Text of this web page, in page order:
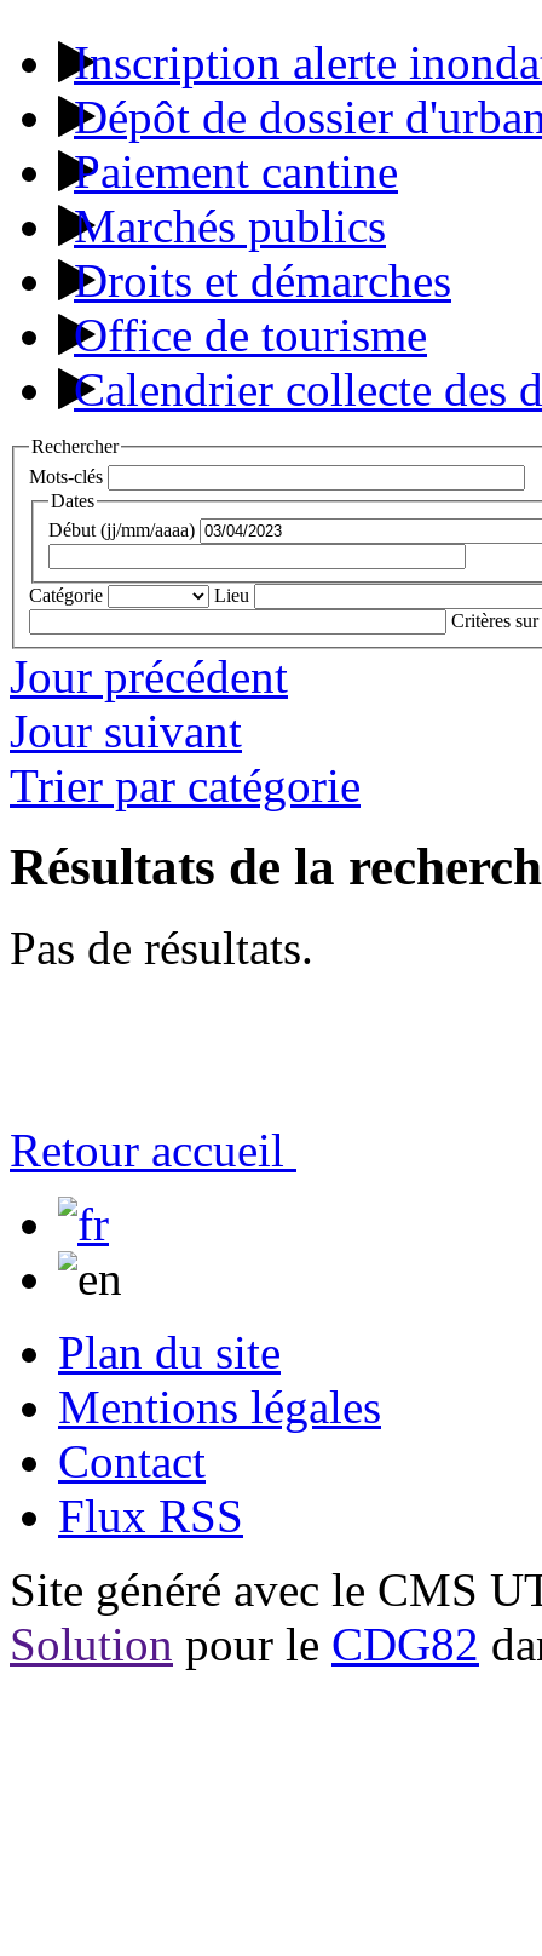
Inscription alerte
Dépôt de dossier
Paiement cantine
Marchés publics
Droits et démarches
Office de tourisme
Calendrier collecte des
Rechercher
Mots-clés
Dates
Début (jj/mm/aaaa)
Catégorie
Lieu
Critères sur
Jour précédent
Jour suivant
Trier par catégorie
Résultats de la
Pas de résultats.
Retour accueil
Plan du site
Mentions légales
Contact
Flux RSS
Site généré avec le CMS
Solution pour le CDG82